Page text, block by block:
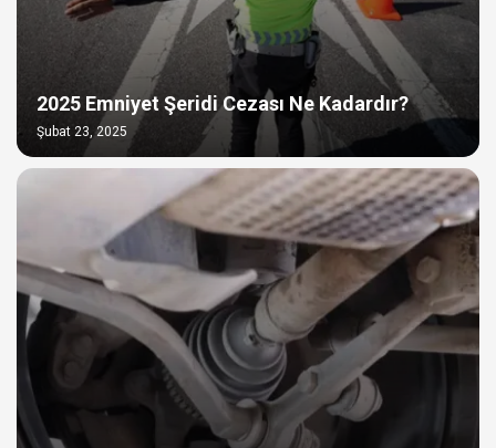
2025 Emniyet Şeridi Cezası Ne Kadardır?
Şubat 23, 2025